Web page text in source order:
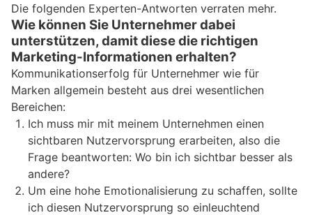
Die folgenden Experten-Antworten verraten mehr.
Wie können Sie Unternehmer dabei
unterstützen, damit diese die richtigen
Marketing-Informationen erhalten?
Kommunikationserfolg für Unternehmer wie für
Marken allgemein besteht aus drei wesentlichen
Bereichen:
Ich muss mir mit meinem Unternehmen einen
sichtbaren Nutzervorsprung erarbeiten, also die
Frage beantworten: Wo bin ich sichtbar besser als
andere?
Um eine hohe Emotionalisierung zu schaffen, sollte
ich diesen Nutzervorsprung so einleuchtend